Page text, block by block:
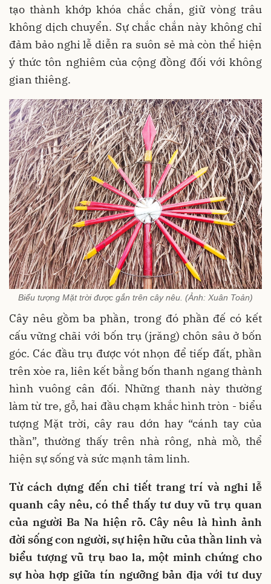
tạo thành khớp khóa chắc chắn, giữ vòng trâu
không dịch chuyển. Sự chắc chắn này không chỉ
đảm bảo nghi lễ diễn ra suôn sẻ mà còn thể hiện
ý thức tôn nghiêm của cộng đồng đối với không
gian thiêng.
Biểu tượng Mặt trời được gắn trên cây nêu. (Ảnh: Xuân Toản)
Cây nêu gồm ba phần, trong đó phần đế có kết
cấu vững chãi với bốn trụ (jrăng) chôn sâu ở bốn
góc. Các đầu trụ được vót nhọn để tiếp đất, phần
trên xòe ra, liên kết bằng bốn thanh ngang thành
hình vuông cân đối. Những thanh này thường
làm từ tre, gỗ, hai đầu chạm khắc hình tròn - biểu
tượng Mặt trời, cây rau dớn hay “cánh tay của
thần”, thường thấy trên nhà rông, nhà mồ, thể
hiện sự sống và sức mạnh tâm linh.
Từ cách dựng đến chi tiết trang trí và nghi lễ
quanh cây nêu, có thể thấy tư duy vũ trụ quan
của người Ba Na hiện rõ. Cây nêu là hình ảnh
đời sống con người, sự hiện hữu của thần linh và
biểu tượng vũ trụ bao la, một minh chứng cho
sự hòa hợp giữa tín ngưỡng bản địa với tư duy